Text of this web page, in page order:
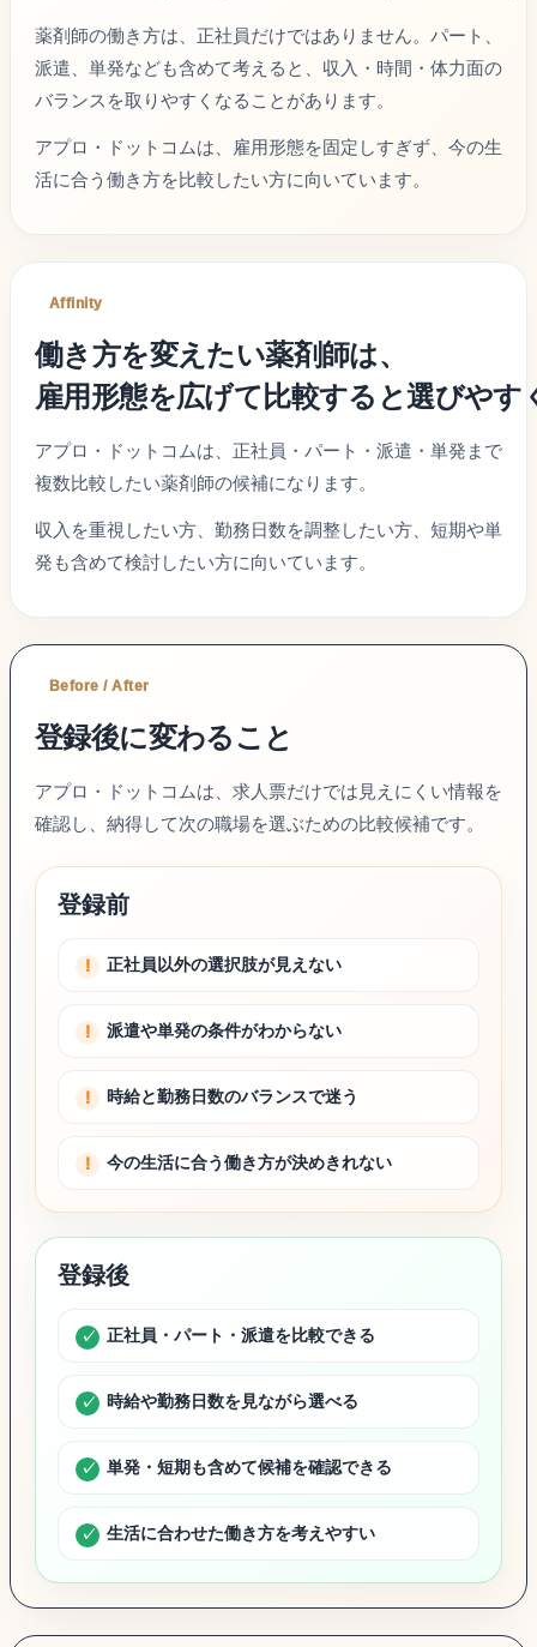
薬剤師の働き方は、正社員だけではありません。パート、
派遣、単発なども含めて考えると、収入・時間・体力面の
バランスを取りやすくなることがあります。
アプロ・ドットコムは、雇用形態を固定しすぎず、今の生
活に合う働き方を比較したい方に向いています。
Affinity
働き方を変えたい薬剤師は、
雇用形態を広げて比較すると選びやす
アプロ・ドットコムは、正社員・パート・派遣・単発まで
複数比較したい薬剤師の候補になります。
収入を重視したい方、勤務日数を調整したい方、短期や単
発も含めて検討したい方に向いています。
Before / After
登録後に変わること
アプロ・ドットコムは、求人票だけでは見えにくい情報を
確認し、納得して次の職場を選ぶための比較候補です。
登録前
正社員以外の選択肢が見えない
派遣や単発の条件がわからない
時給と勤務日数のバランスで迷う
今の生活に合う働き方が決めきれない
登録後
正社員・パート・派遣を比較できる
時給や勤務日数を見ながら選べる
単発・短期も含めて候補を確認できる
生活に合わせた働き方を考えやすい